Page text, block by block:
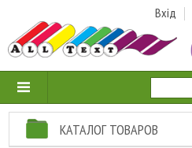
Вхід
КАТАЛОГ ТОВАРОВ